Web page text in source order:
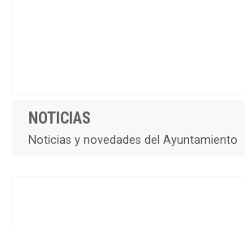
NOTICIAS
Noticias y novedades del Ayuntamiento